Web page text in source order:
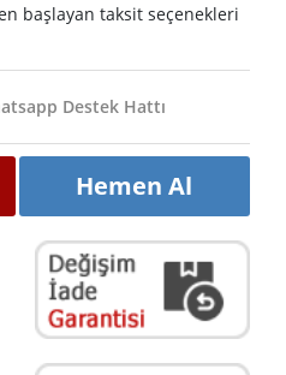
başlayan taksit seçenekleri
Destek Hattı
Hemen Al